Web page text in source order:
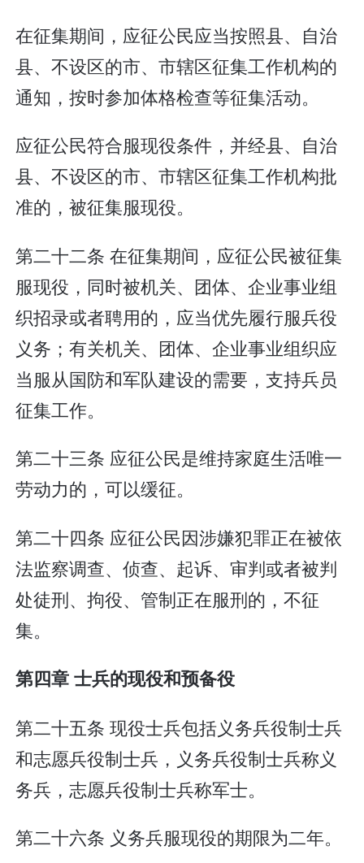
在征集期间，应征公民应当按照县、自治
县、不设区的市、市辖区征集工作机构的
通知，按时参加体格检查等征集活动。
应征公民符合服现役条件，并经县、自治
县、不设区的市、市辖区征集工作机构批
准的，被征集服现役。
第二十二条 在征集期间，应征公民被征集
服现役，同时被机关、团体、企业事业组
织招录或者聘用的，应当优先履行服兵役
义务；有关机关、团体、企业事业组织应
当服从国防和军队建设的需要，支持兵员
征集工作。
第二十三条 应征公民是维持家庭生活唯一
劳动力的，可以缓征。
第二十四条 应征公民因涉嫌犯罪正在被依
法监察调查、侦查、起诉、审判或者被判
处徒刑、拘役、管制正在服刑的，不征
集。
第四章 士兵的现役和预备役
第二十五条 现役士兵包括义务兵役制士兵
和志愿兵役制士兵，义务兵役制士兵称义
务兵，志愿兵役制士兵称军士。
第二十六条 义务兵服现役的期限为二年。